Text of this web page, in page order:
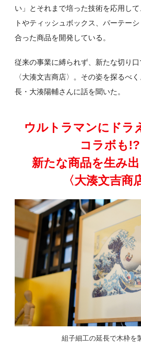
い」とそれまで培った技術を応用し
トやティッシュボックス、パーテー
合った商品を開発している。
従来の事業に縛られず、新たな切り
〈大湊文吉商店〉。その姿を探るべ
長・大湊陽輔さんに話を聞いた。
ウルトラマンにドラ
コラボも!?
新たな商品を生み
〈大湊文吉商
組子細工の延長で木枠を